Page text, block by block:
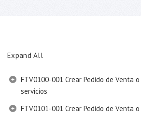
Expand All
FTV0100-001 Crear Pedido de Venta
servicios
FTV0101-001 Crear Pedido de Venta